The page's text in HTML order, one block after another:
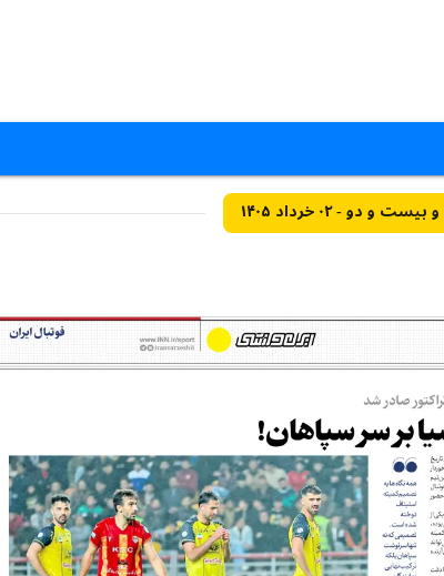
- ۰۲ خرداد ۱۴۰۵